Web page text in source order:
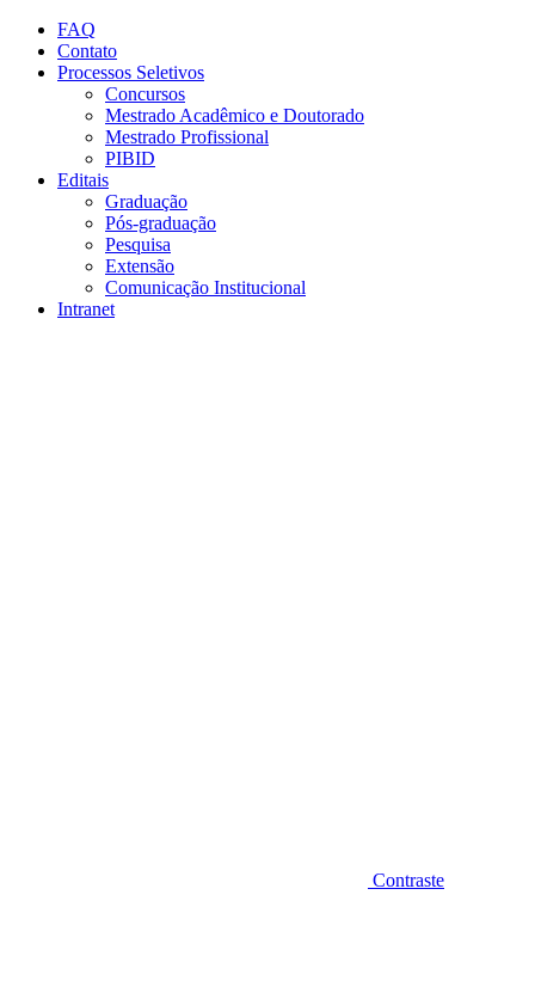
Conteúdo principal
FAQ
Contato
Processos Seletivos
Concursos
Mestrado Acadêmico e Doutorado
Mestrado Profissional
PIBID
Editais
Graduação
Pós-graduação
Pesquisa
Extensão
Comunicação Institucional
Intranet
Contraste